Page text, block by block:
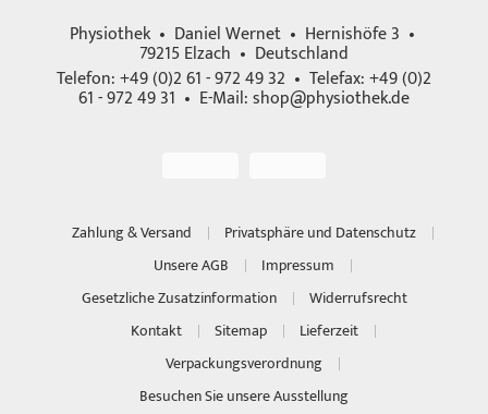
Physiothek • Daniel Wernet • Hernishöfe 3 •
79215 Elzach • Deutschland
Telefon: +49 (0)2 61 - 972 49 32 • Telefax: +49 (0)2
61 - 972 49 31 • E-Mail:shop@physiothek.de
Zahlung & Versand
Privatsphäre und Datenschutz
Unsere AGB
Impressum
Gesetzliche Zusatzinformation
Widerrufsrecht
Kontakt
Sitemap
Lieferzeit
Verpackungsverordnung
Besuchen Sie unsere Ausstellung